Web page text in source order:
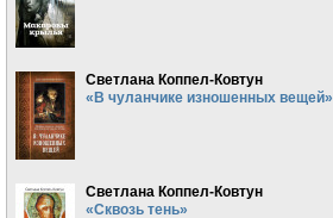
Светлана Коппел-Ковтун
«В чуланчике изношенных вещей»
Светлана Коппел-Ковтун
«Сквозь тень»